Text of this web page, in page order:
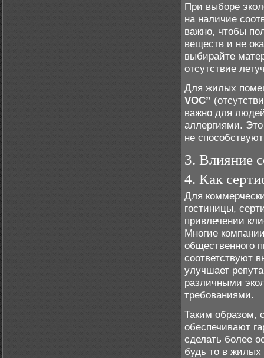
При выборе
на наличие
важно, чтобы
веществ и не
выбирайте
отсутствие
Для жилых
VOC”
важно для
аллергиями.
не
3. Влияние
4. Как
Для
гостиницы,
привлечении
Многие
общественного
соответствуют
улучшает
различными
требованиями.
Таким образом,
обеспечивают
сделать более
будь то в